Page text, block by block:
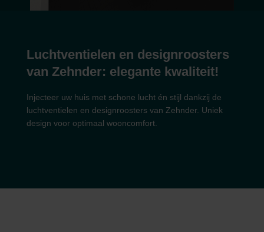
Luchtventielen en designroosters
van Zehnder: elegante kwaliteit!
Injecteer uw huis met schone lucht én stijl dankzij de
luchtventielen en designroosters van Zehnder. Uniek
design voor optimaal wooncomfort.